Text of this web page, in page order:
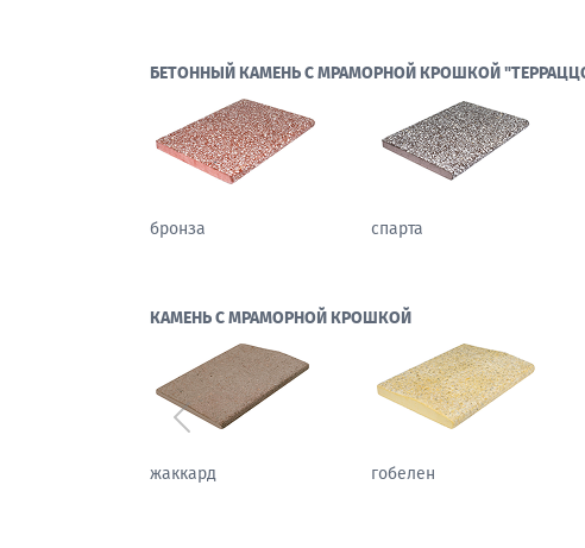
БЕТОННЫЙ КАМЕНЬ С МРАМОРНОЙ КРОШКОЙ
бронза спарта
КАМЕНЬ С МРАМОРНОЙ КРОШКОЙ
каштан жаккард
Предыдущий